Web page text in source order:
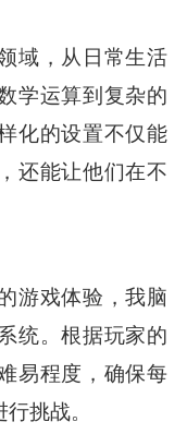
域，从日常生活
学运算到复杂的
化的设置不仅能
还能让他们在不
游戏体验，我脑
统。根据玩家的
易程度，确保每
挑战。